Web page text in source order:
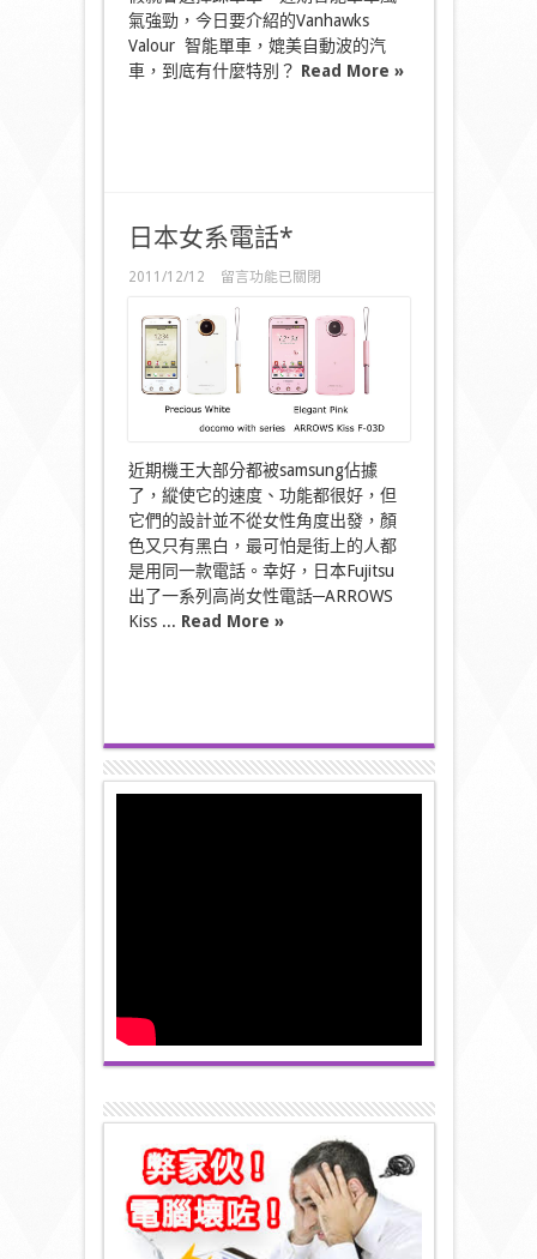
氣強勁，今日要介紹的Vanhawks
Valour 智能單車，媲美自動波的汽
車，到底有什麼特別？ Read More »
日本女系電話*
2011/12/12
在
話
*〉
留言功能已關閉
近期機王大部分都被samsung佔據
了，縱使它的速度、功能都很好，但
它們的設計並不從女性角度出發，顏
色又只有黑白，最可怕是街上的人都
是用同一款電話。幸好，日本Fujitsu
出了一系列高尚女性電話─ARROWS
Kiss ... Read More »